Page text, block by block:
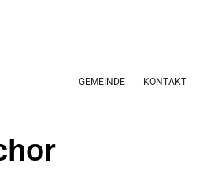
GEMEINDE KONTAKT